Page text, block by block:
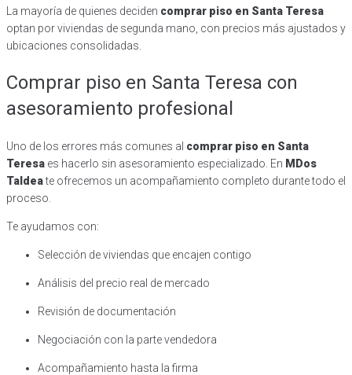
La mayoría de quienes deciden comprar piso en Santa Teresa
optan por viviendas de segunda mano, con precios más ajustados y
ubicaciones consolidadas.
Comprar piso en Santa Teresa con
asesoramiento profesional
Uno de los errores más comunes al comprar piso en Santa
Teresa es hacerlo sin asesoramiento especializado. En MDos
Taldeate ofrecemos un acompañamiento completo durante todo el
proceso.
Te ayudamos con:
Selección de viviendas que encajen contigo
Análisis del precio real de mercado
Revisión de documentación
Negociación con la parte vendedora
Acompañamiento hasta la firma